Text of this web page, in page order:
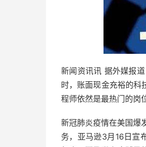
新闻资讯讯 据外媒报
时，账面现金充裕的
程师依然是最热门的岗
新冠肺炎疫情在美国爆
务，亚马逊3月16日宣